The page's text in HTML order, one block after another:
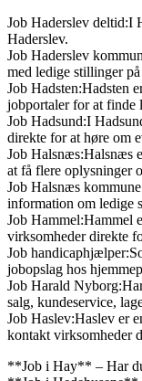
Job Haderslev deltid:I
Haderslev.
Job Haderslev
med ledige stillinger
Job Hadsten:Hadsten
jobportaler for at finde
Job Hadsund:I
direkte for at høre om
Job Halsnæs:Halsnæs
at få flere oplysninger
Job Halsnæs
information om ledige
Job Hammel:Hammel
virksomheder direkte
Job
jobopslag hos
Job Harald
salg, kundeservice,
Job Haslev:Haslev er
kontakt virksomheder
**Job i Hay** – Har